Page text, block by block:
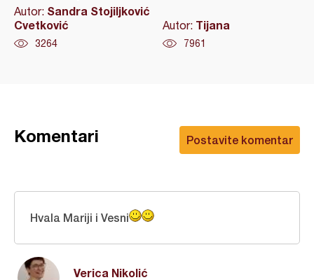
Autor: Sandra Stojiljković
Cvetković
3264
Autor: Tijana
7961
Postavite komentar
Komentari
Verica Nikolić
Hvala Mariji i Vesni